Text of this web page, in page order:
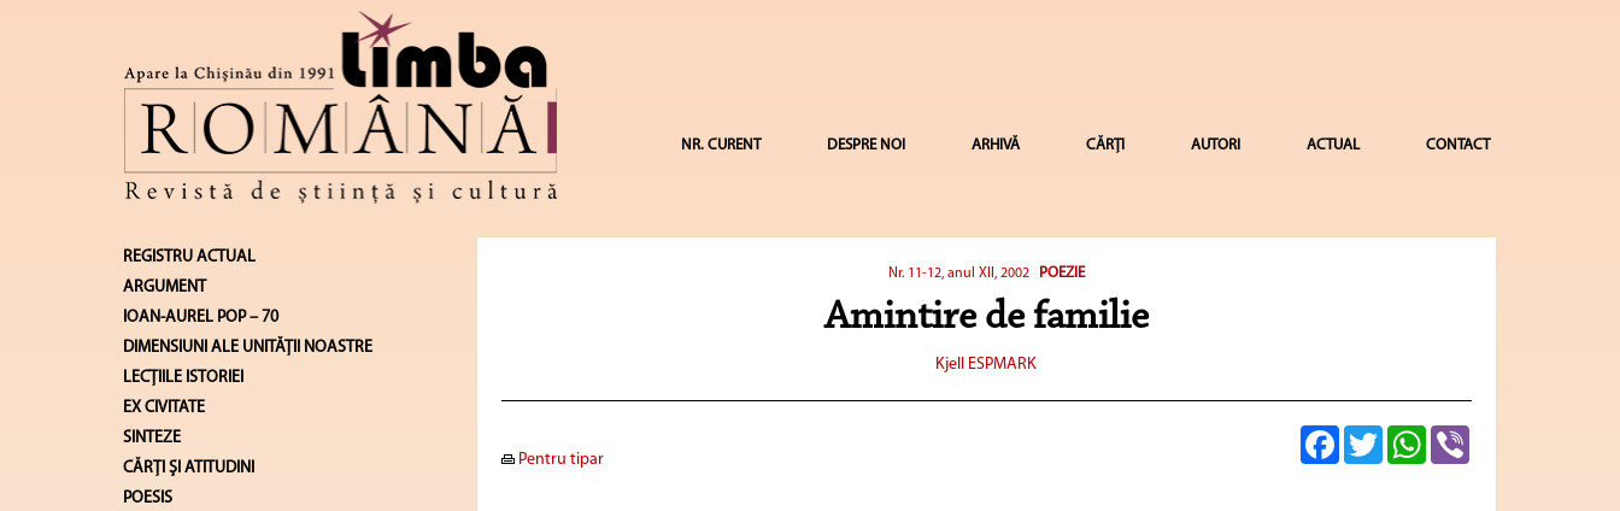
NR. CURENT DESPRE NOI ARHIVĂ CĂRȚI AUTORI ACTUAL CONTACT
REGISTRU ACTUAL
ARGUMENT
IOAN-AUREL POP – 70
DIMENSIUNI ALE UNITĂŢII NOASTRE
LECŢIILE ISTORIEI
EX CIVITATE
SINTEZE
CĂRŢI ŞI ATITUDINI
POESIS
Nr. 11-12, anul XII, 2002 POEZIE
Amintire de familie
Kjell ESPMARK
Pentru tipar
FacebookTwitterWhatsApp